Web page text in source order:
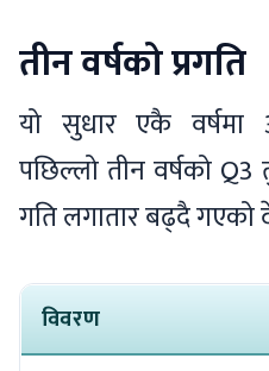
तीन वर्षको प्रगति
यो सुधार एकै
पछिल्लो तीन वर्षको Q3
गति लगातार बढ्दै गएको
विवरण